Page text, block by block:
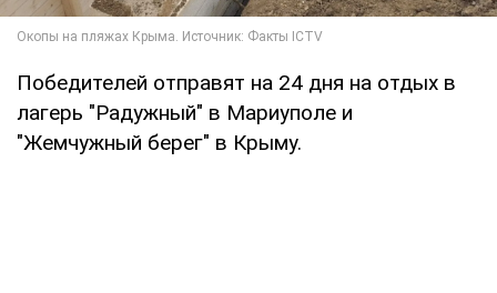
Победителей отправят на 24 дня на отдых в
лагерь "Радужный" в Мариуполе и
"Жемчужный берег" в Крыму.